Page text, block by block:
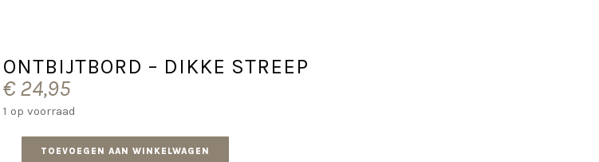
ONTBIJTBORD – DIKKE STREEP
€24,95
1 op voorraad
TOEVOEGEN AAN WINKELWAGEN